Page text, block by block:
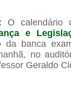
O calendário
e
da banca
no
Geraldo